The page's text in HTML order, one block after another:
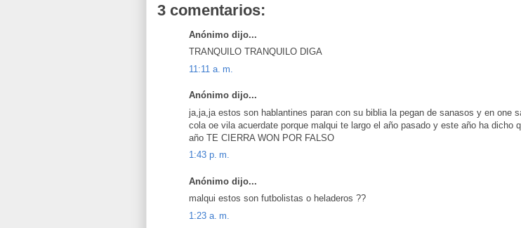
3 comentarios:
Anónimo dijo...
TRANQUILO TRANQUILO DIGA
11:11 a. m.
Anónimo dijo...
ja,ja,ja estos son hablantines paran con su biblia la pegan de sanasos y en one
cola oe vila acuerdate porque malqui te largo el año pasado y este año ha dicho
año TE CIERRA WON POR FALSO
1:43 p. m.
Anónimo dijo...
malqui estos son futbolistas o heladeros ??
1:23 a. m.